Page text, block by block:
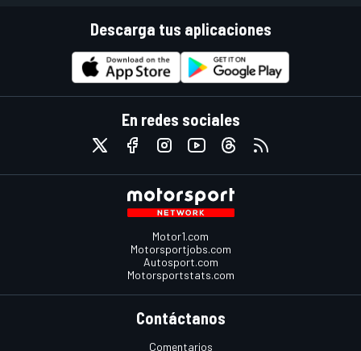
Descarga tus aplicaciones
En redes sociales
Motor1.com
Motorsportjobs.com
Autosport.com
Motorsportstats.com
Contáctanos
Comentarios